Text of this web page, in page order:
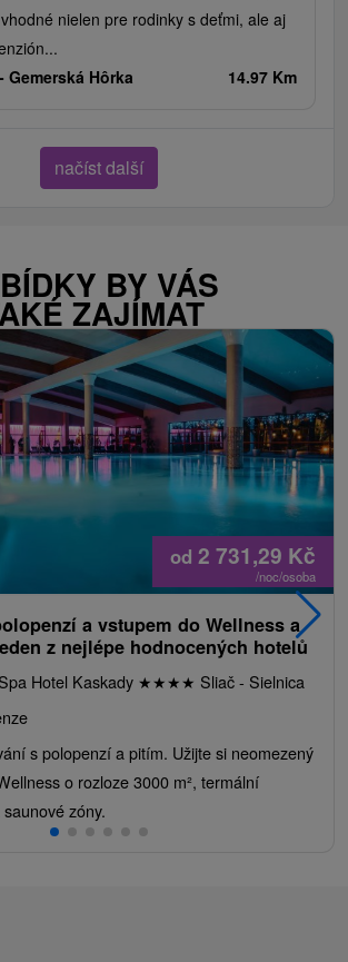
nielen pre rodinky s deťmi, ale aj
Gemerská Hôrka 14.97 Km
načíst další
BY VÁS
ZAJÍMAT
od 2 731,29 Kč
/noc/osoba
a vstupem do Wellness a
z nejlépe hodnocených hotelů
Hotel Kaskady ★★★★ Sliač - Sielnica
s polopenzí a pitím. Užijte si neomezený
o rozloze 3000 m², termální
zóny.